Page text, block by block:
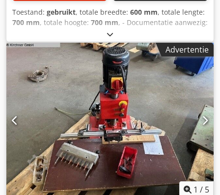
Toestand: gebruikt, totale breedte: 600 mm, totale lengte:
700 mm, totale hoogte: 700 mm, - Documentatie aanwezig:
Nee - CE certificaat aanwezig: Nee - Vermogen hoofdmotor
[kW]: 0.75 - Boren inbegrepen: Ja - Gereedschapsleutels
inbegrepen: Ja - Voltage [V]: 400 - Vermogen [kW]: 0.8 -
Transportafmetingen: 700mm x 600mm x 700mm (l x b x h)
Chjdsw N Nq Aepfx Aa Dsa - Transportcolli [st.]: 1
Financiële informatie BTW: De getoonde prijs is exclusief
BTW BTW/marge: BTW verrekenbaar voor ondernemers
Levering en inruil altijd mogelijk van alles in de industriële
sectoren Yorick Diebels
Advertentie
1 / 5